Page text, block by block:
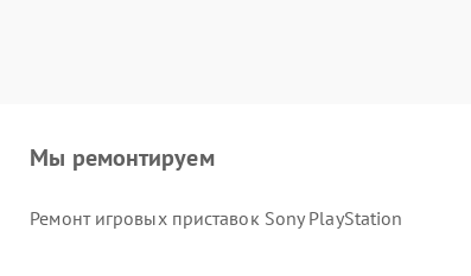
Мы ремонтируем
Ремонт игровых приставок Sony PlayStation